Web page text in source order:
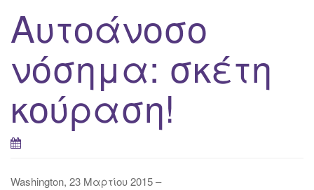
Αυτοάνοσο
νόσημα: σκέτη
κούραση!
Washington, 23 Μαρτίου 2015 –